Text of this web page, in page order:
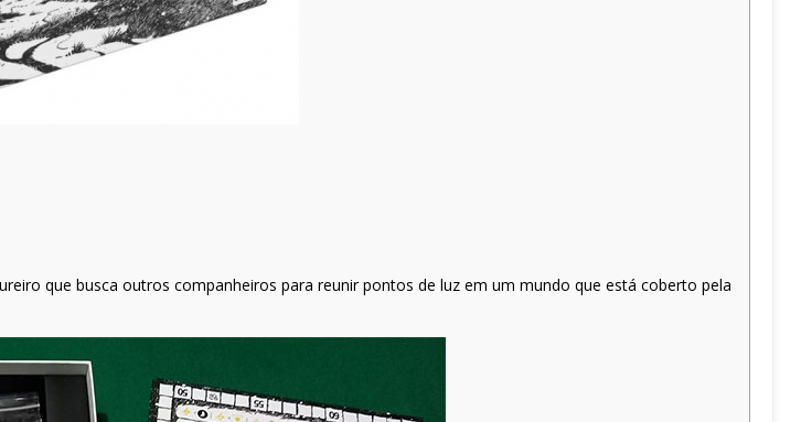
que busca outros companheiros para reunir pontos de luz em um mundo que está coberto pela